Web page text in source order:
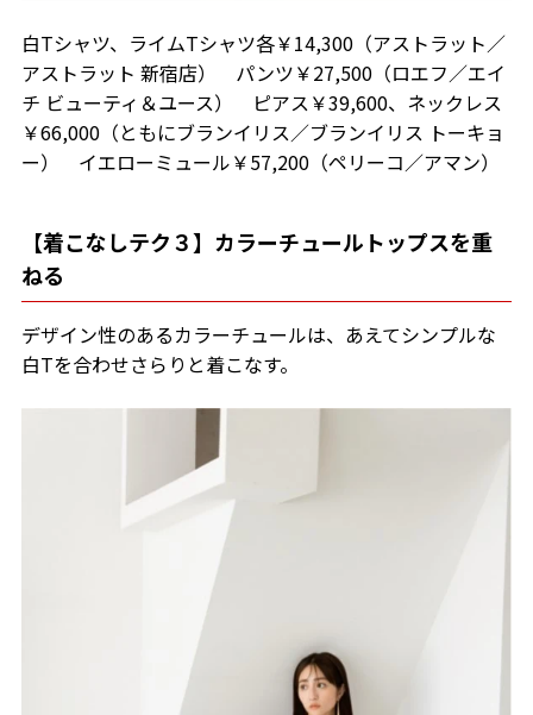
白Tシャツ、ライムTシャツ各￥14,300（アストラット／
アストラット 新宿店） パンツ￥27,500（ロエフ／エイ
チ ビューティ＆ユース） ピアス￥39,600、ネックレス
￥66,000（ともにブランイリス／ブランイリス トーキョ
ー） イエローミュール￥57,200（ペリーコ／アマン）
【着こなしテク３】カラーチュールトップスを重
ねる
デザイン性のあるカラーチュールは、あえてシンプルな
白Tを合わせさらりと着こなす。